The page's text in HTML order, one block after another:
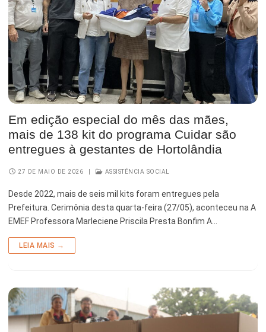
Em edição especial do mês das mães,
mais de 138 kit do programa Cuidar são
entregues à gestantes de Hortolândia
27 DE MAIO DE 2026 ASSISTÊNCIA SOCIAL
Desde 2022, mais de seis mil kits foram entregues pela
Prefeitura. Cerimônia desta quarta-feira (27/05), aconteceu na A
EMEF Professora Marleciene Priscila Presta Bonfim A…
LEIA MAIS →